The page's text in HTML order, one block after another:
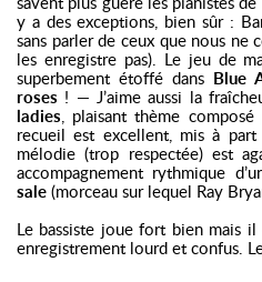
y a des exceptions, bien sûr :
sans parler de ceux que nous ne
les enregistre pas). Le jeu de
superbement étoffé dans Blue
roses ! — J’aime aussi la
ladies, plaisant thème
recueil est excellent, mis à part
mélodie (trop respectée) est
accompagnement rythmique
sale (morceau sur lequel Ray
Le bassiste joue fort bien mais
enregistrement lourd et confus.